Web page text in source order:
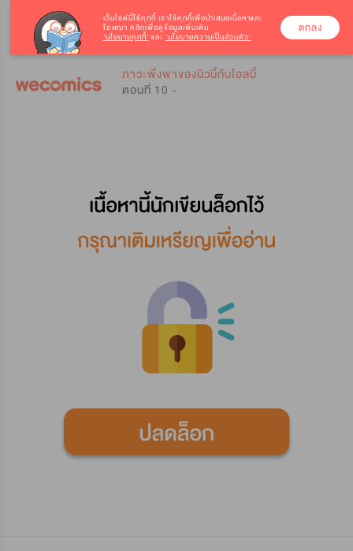
ภาวะพึ่งพาของนิวบี้กับโอลบี้
ตอนที่ 10 -
เว็บไซต์นี้ใช้คุกกี้ เราใช้คุกกี้เพื่อนำเสนอเนื้อหาและ
โฆษณา คลิกเพื่อดูข้อมูลเพิ่มเติม
‘นโยบายคุกกี้’ และ ‘นโยบายความเป็นส่วนตัว’
ตกลง